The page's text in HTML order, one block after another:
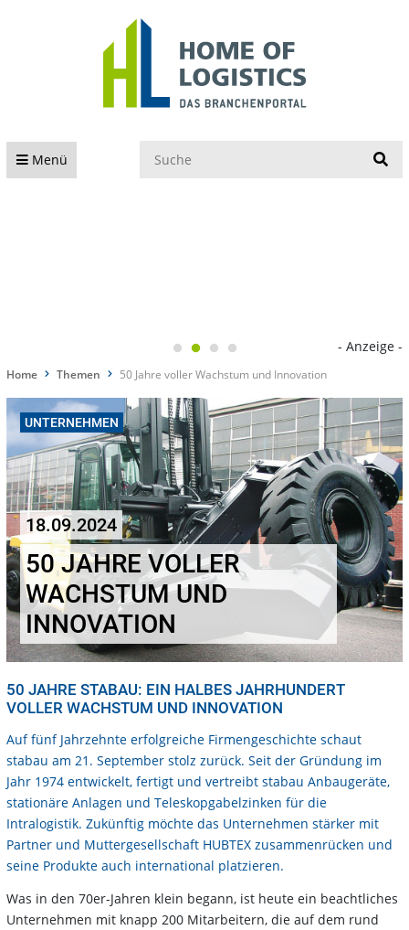
Menü
- Anzeige -
Home Themen 50 Jahre voller Wachstum und Innovation
UNTERNEHMEN
18.09.2024
50 JAHRE VOLLER
WACHSTUM UND
INNOVATION
50 JAHRE STABAU: EIN HALBES JAHRHUNDERT
VOLLER WACHSTUM UND INNOVATION
Auf fünf Jahrzehnte erfolgreiche Firmengeschichte schaut
stabau am 21. September stolz zurück. Seit der Gründung im
Jahr 1974 entwickelt, fertigt und vertreibt stabau Anbaugeräte,
stationäre Anlagen und Teleskopgabelzinken für die
Intralogistik. Zukünftig möchte das Unternehmen stärker mit
Partner und Muttergesellschaft HUBTEX zusammenrücken und
seine Produkte auch international platzieren.
Was in den 70er-Jahren klein begann, ist heute ein beachtliches
Unternehmen mit knapp 200 Mitarbeitern, die auf dem rund